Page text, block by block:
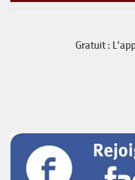
Gratuit :